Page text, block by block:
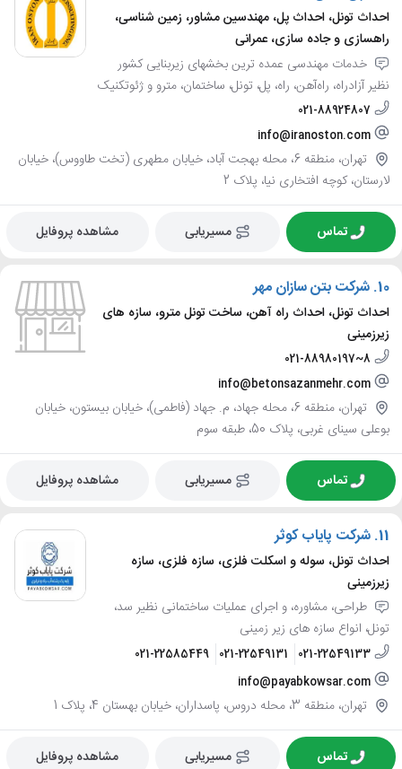
احداث تونل، احداث پل، مهندسین مشاور، زمین شناسی،
راهسازی و جاده سازی، عمرانی
خدمات مهندسی عمده ترین بخشهای زیربنایی کشور
نظیر آزادراه، راه‌آهن، راه، پل، تونل، ساختمان، مترو و ژئوتکنیک
021-88924807
info@iranoston.com
تهران، منطقه 6، محله بهجت آباد، خیابان مطهری (تخت طاووس)، خیابان
لارستان، کوچه افتخاری نیا، پلاک 2
تماس مسیریابی مشاهده پروفایل
10. شرکت بتن سازان مهر
احداث تونل، احداث راه آهن، ساخت تونل مترو، سازه های
زیرزمینی
021-88980197~8
info@betonsazanmehr.com
تهران، منطقه 6، محله جهاد، م. جهاد (فاطمی)، خیابان بیستون، خیابان
بوعلی سینای غربی، پلاک 50، طبقه سوم
تماس مسیریابی مشاهده پروفایل
11. شرکت پایاب کوثر
احداث تونل، سوله و اسکلت فلزی، سازه فلزی، سازه
زیرزمینی
طراحی، مشاوره، و اجرای عملیات ساختمانی نظیر سد،
تونل، انواع سازه های زیر زمینی
021-22549133
021-22549131
021-22585449
info@payabkowsar.com
تهران، منطقه 3، محله دروس، پاسداران، خیابان بهستان 4، پلاک 1
تماس مسیریابی مشاهده پروفایل